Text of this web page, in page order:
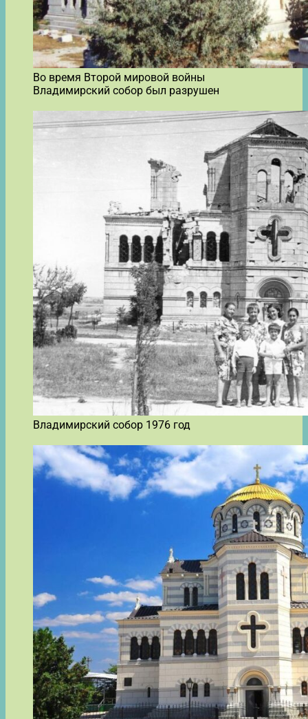
Во время Второй мировой войны
Владимирский собор был разрушен
Владимирский собор 1976 год